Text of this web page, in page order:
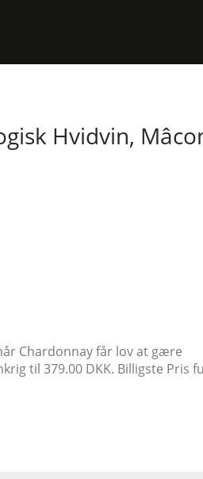
Hvidvin,
Chardonnay får lov at gære
til 379.00 DKK. Billigste Pris